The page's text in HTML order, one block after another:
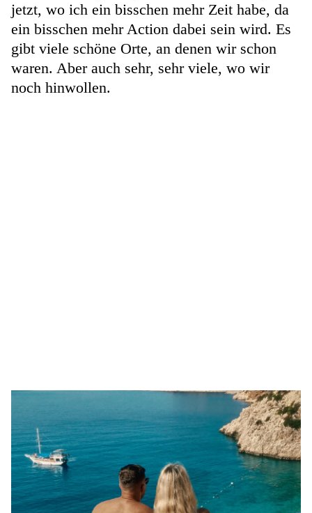
jetzt, wo ich ein bisschen mehr Zeit habe, da
ein bisschen mehr Action dabei sein wird. Es
gibt viele schöne Orte, an denen wir schon
waren. Aber auch sehr, sehr viele, wo wir
noch hinwollen.